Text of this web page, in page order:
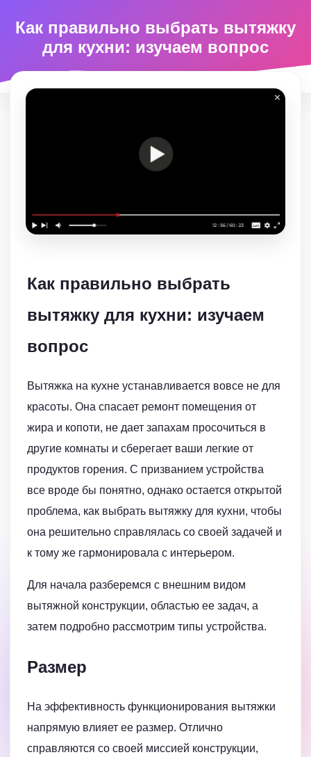
Как правильно выбрать вытяжку
для кухни: изучаем вопрос
Как правильно выбрать
вытяжку для кухни: изучаем
вопрос
Вытяжка на кухне устанавливается вовсе не для
красоты. Она спасает ремонт помещения от
жира и копоти, не дает запахам просочиться в
другие комнаты и сберегает ваши легкие от
продуктов горения. С призванием устройства
все вроде бы понятно, однако остается открытой
проблема, как выбрать вытяжку для кухни, чтобы
она решительно справлялась со своей задачей и
к тому же гармонировала с интерьером.
Для начала разберемся с внешним видом
вытяжной конструкции, областью ее задач, а
затем подробно рассмотрим типы устройства.
Размер
На эффективность функционирования вытяжки
напрямую влияет ее размер. Отлично
справляются со своей миссией конструкции,